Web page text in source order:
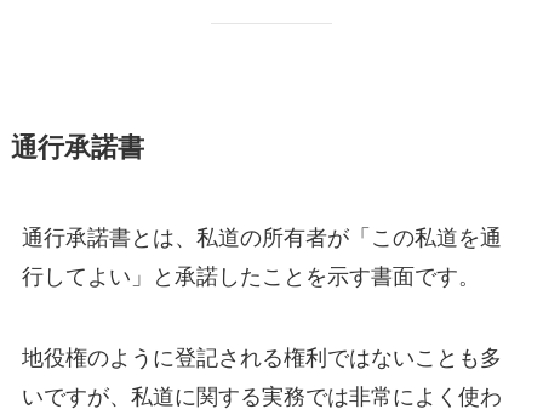
通行承諾書
通行承諾書とは、私道の所有者が「この私道を通
行してよい」と承諾したことを示す書面です。
地役権のように登記される権利ではないことも多
いですが、私道に関する実務では非常によく使わ